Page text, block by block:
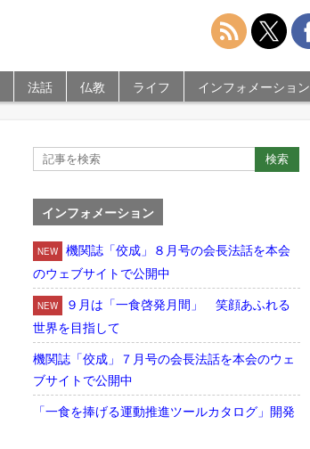
法話 仏教 ライフ インフォメーション
インフォメーション
NEW
機関誌「佼成」８月号の会長法話を本会
のウェブサイトで公開中
NEW
９月は「一食啓発月間」 笑顔あふれる
世界を目指して
機関誌「佼成」７月号の会長法話を本会のウェ
ブサイトで公開中
「一食を捧げる運動推進ツールカタログ」開発